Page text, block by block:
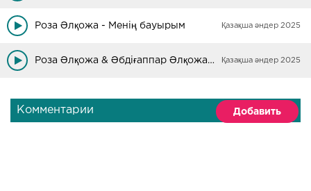
Роза Әлқожа - Менің бауырым Қазақша әндер 2025
Роза Әлқожа & Әбдіғаппар Әлқожа - Әпке мен іні арасы Қазақша әндер 2025
Комментарии Добавить